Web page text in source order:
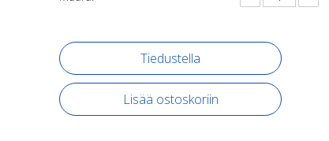
Tiedustella
Lisää ostoskoriin